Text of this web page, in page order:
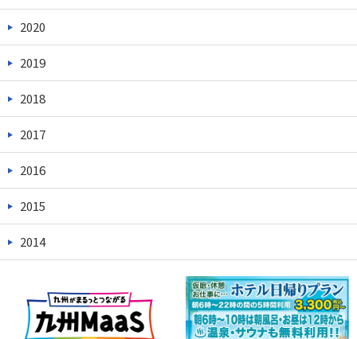
2020
2019
2018
2017
2016
2015
2014